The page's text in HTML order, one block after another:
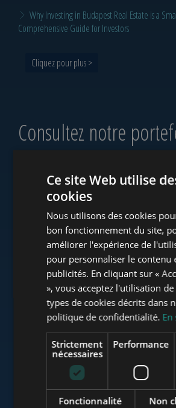
Why Investing in Budapest Real Estate is a
Comprehensive Guide for Investors
Cliquez pour plus >
Consultez notre
www.towerassistance.com
www.mybudapesthome.com
www.budapestluxuryapartments.hu
Ce site Web utilise
cookies
Nous utilisons des cookies
bon fonctionnement du site,
améliorer l'expérience de
pour personnaliser le contenu
publicités. En cliquant sur «
», vous acceptez l'utilisation
types de cookies décrits dans
politique de confidentialité.
Strictement
nécessaires
Performance
Fonctionnalité Non